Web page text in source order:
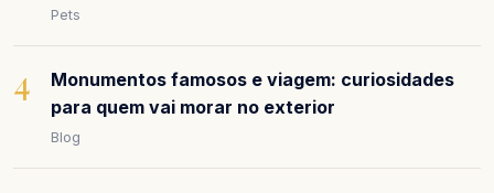
Pets
4
Monumentos famosos e viagem: curiosidades
para quem vai morar no exterior
Blog